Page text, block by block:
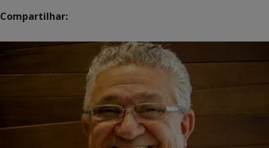
Compartilhar: